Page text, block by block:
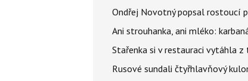
Ondřej Novotný popsal rostoucí
Ani strouhanka, ani mléko:
Stařenka si v restauraci vytáhla
Rusové sundali čtyřhlavňový